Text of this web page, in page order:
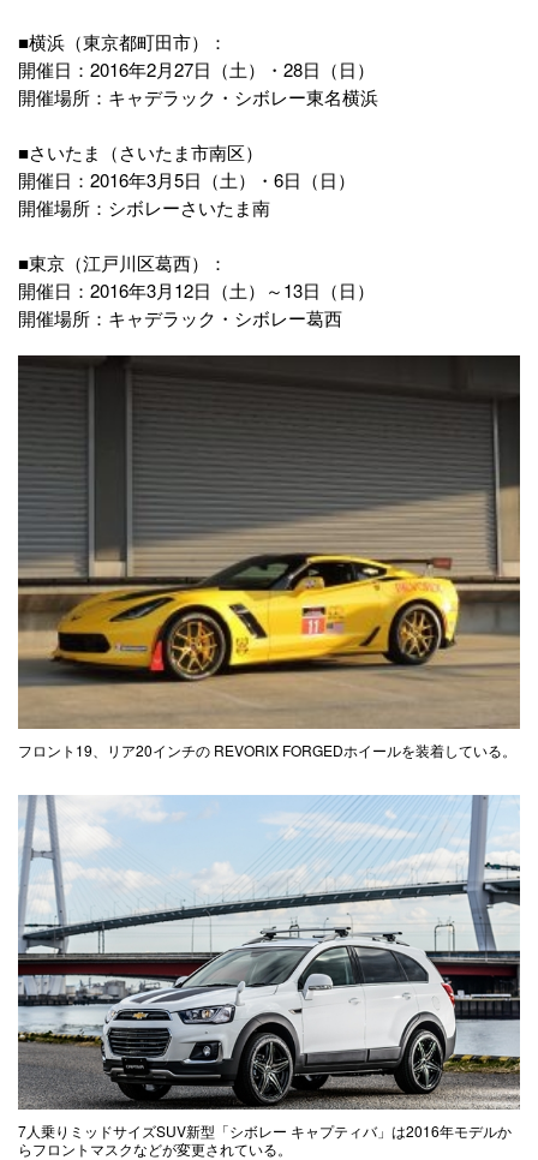
■横浜（東京都町田市）：
開催日：2016年2月27日（土）・28日（日）
開催場所：キャデラック・シボレー東名横浜
■さいたま（さいたま市南区）
開催日：2016年3月5日（土）・6日（日）
開催場所：シボレーさいたま南
■東京（江戸川区葛西）：
開催日：2016年3月12日（土）～13日（日）
開催場所：キャデラック・シボレー葛西
フロント19、リア20インチの REVORIX FORGEDホイールを装着している。
7人乗りミッドサイズSUV新型「シボレー キャプティバ」は2016年モデルか
らフロントマスクなどが変更されている。